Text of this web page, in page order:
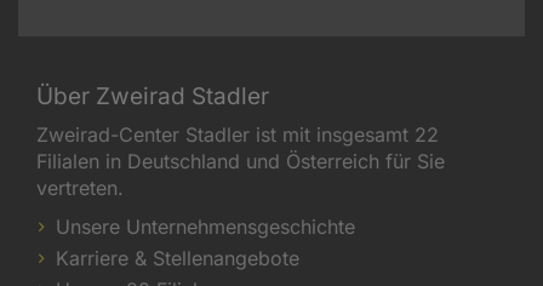
Über Zweirad Stadler
Zweirad-Center Stadler ist mit insgesamt 22
Filialen in Deutschland und Österreich für Sie
vertreten.
Unsere Unternehmensgeschichte
Karriere & Stellenangebote